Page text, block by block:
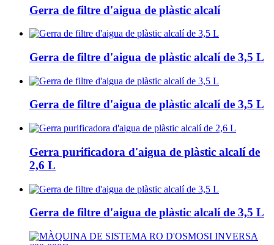
Gerra de filtre d'aigua de plàstic alcalí
Gerra de filtre d'aigua de plàstic alcalí de 3,5 L
Gerra de filtre d'aigua de plàstic alcalí de 3,5 L
Gerra purificadora d'aigua de plàstic alcalí de
2,6 L
Gerra de filtre d'aigua de plàstic alcalí de 3,5 L